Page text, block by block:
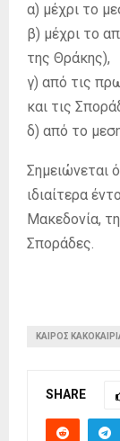
α) μέχρι το
β) μέχρι το
της Θράκης),
γ) από τις
και τις
δ) από το
Σημειώνεται
ιδιαίτερα
Μακεδονία,
Σποράδες.
ΚΑΙΡΌΣ
SHARE